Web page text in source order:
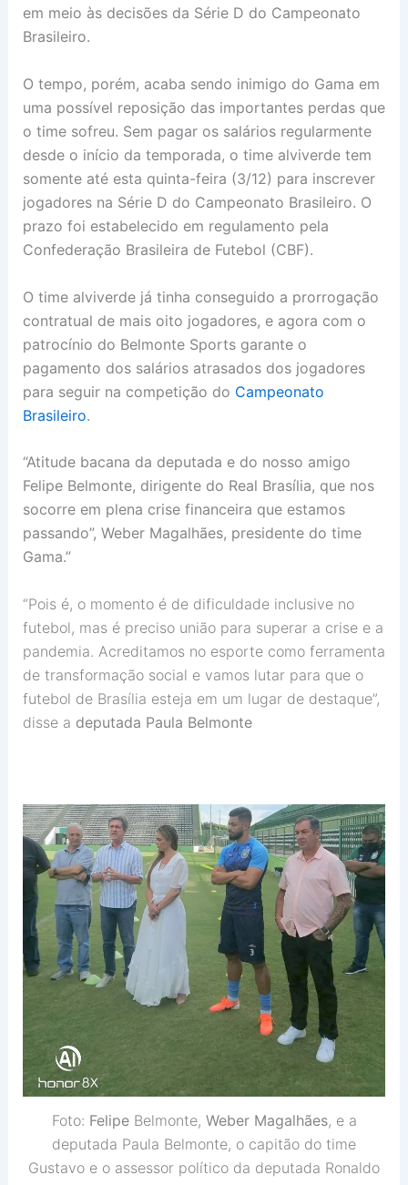
em meio às decisões da Série D do Campeonato
Brasileiro.
O tempo, porém, acaba sendo inimigo do Gama em
uma possível reposição das importantes perdas que
o time sofreu. Sem pagar os salários regularmente
desde o início da temporada, o time alviverde tem
somente até esta quinta-feira (3/12) para inscrever
jogadores na Série D do Campeonato Brasileiro. O
prazo foi estabelecido em regulamento pela
Confederação Brasileira de Futebol (CBF).
O time alviverde já tinha conseguido a prorrogação
contratual de mais oito jogadores, e agora com o
patrocínio do Belmonte Sports garante o
pagamento dos salários atrasados dos jogadores
para seguir na competição do Campeonato
Brasileiro.
“Atitude bacana da deputada e do nosso amigo
Felipe Belmonte, dirigente do Real Brasília, que nos
socorre em plena crise financeira que estamos
passando”, Weber Magalhães, presidente do time
Gama.”
“Pois é, o momento é de dificuldade inclusive no
futebol, mas é preciso união para superar a crise e a
pandemia. Acreditamos no esporte como ferramenta
de transformação social e vamos lutar para que o
futebol de Brasília esteja em um lugar de destaque”,
disse a deputada Paula Belmonte
Foto: Felipe Belmonte, Weber Magalhães, e a
deputada Paula Belmonte, o capitão do time
Gustavo e o assessor político da deputada Ronaldo